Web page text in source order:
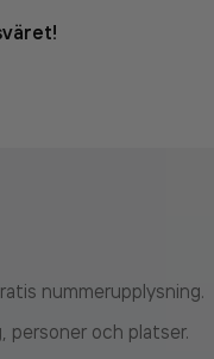
nummerupplysning.
personer och platser.